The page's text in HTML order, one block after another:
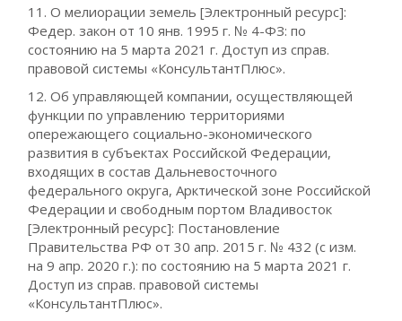
11. О мелиорации земель [Электронный ресурс]:
Федер. закон от 10 янв. 1995 г. № 4-ФЗ: по
состоянию на 5 марта 2021 г. Доступ из справ.
правовой системы «КонсультантПлюс».
12. Об управляющей компании, осуществляющей
функции по управлению территориями
опережающего социально-экономического
развития в субъектах Российской Федерации,
входящих в состав Дальневосточного
федерального округа, Арктической зоне Российской
Федерации и свободным портом Владивосток
[Электронный ресурс]: Постановление
Правительства РФ от 30 апр. 2015 г. № 432 (с изм.
на 9 апр. 2020 г.): по состоянию на 5 марта 2021 г.
Доступ из справ. правовой системы
«КонсультантПлюс».